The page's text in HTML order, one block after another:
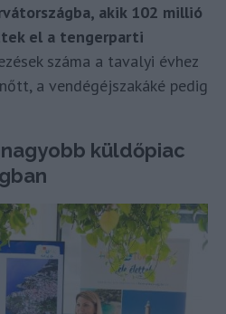
akik 102 millió
el a tengerparti
száma a tavalyi évhez
a vendégéjszakáké pedig
küldőpiac